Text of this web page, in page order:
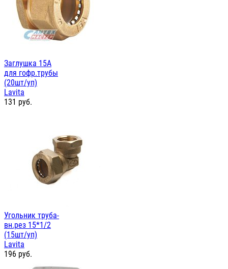
Заглушка 15А
для гофр.трубы
(20шт/уп)
Lavita
131 руб.
Угольник труба-
вн.рез 15*1/2
(15шт/уп)
Lavita
196 руб.